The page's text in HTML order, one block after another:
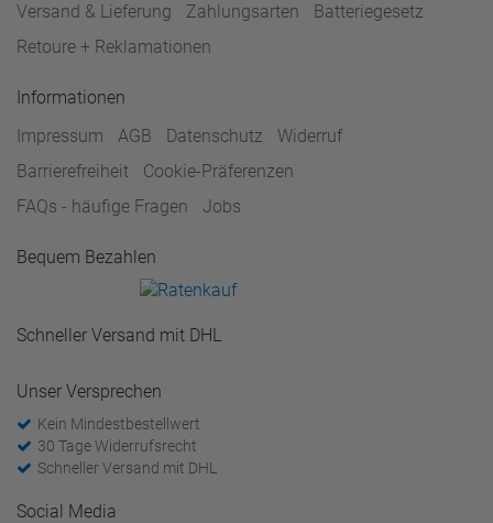
Versand & Lieferung
Zahlungsarten
Batteriegesetz
Retoure + Reklamationen
Informationen
Impressum
AGB Datenschutz
Widerruf
Barrierefreiheit
Cookie-Präferenzen
FAQs - häufige Fragen
Jobs
Bequem Bezahlen
Schneller Versand mit DHL
Unser Versprechen
Kein Mindestbestellwert
30 Tage Widerrufsrecht
Schneller Versand mit DHL
Social Media